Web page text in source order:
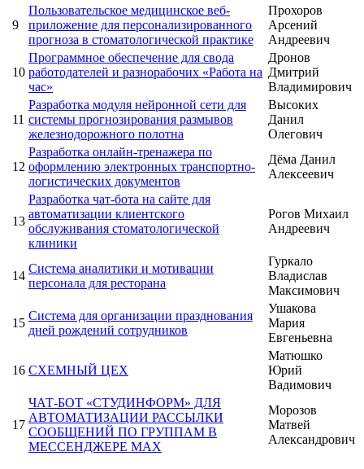
9
Пользовательское медицинское веб-
приложение для персонализированного
прогноза в стоматологической практике
Прохоров
Арсений
Андреевич
10
Программное обеспечение для свода
работодателей и разнорабочих «Работа на
час»
Дронов
Дмитрий
Владимирович
11
Разработка модуля нейронной сети для
системы прогнозирования размывов
железнодорожного полотна
Высоких
Данил
Олегович
12
Разработка онлайн-тренажера по
оформлению электронных транспортно-
логистических документов
Дёма Данил
Алексеевич
13
Разработка чат-бота на сайте для
автоматизации клиентского
обслуживания стоматологической
клиники
Рогов Михаил
Андреевич
14
Система аналитики и мотивации
персонала для ресторана
Гуркало
Владислав
Максимович
15
Система для организации празднования
дней рождений сотрудников
Ушакова
Мария
Евгеньевна
16 СХЕМНЫЙ ЦЕХ
Матюшко
Юрий
Вадимович
17
ЧАТ-БОТ «СТУДИНФОРМ» ДЛЯ
АВТОМАТИЗАЦИИ РАССЫЛКИ
СООБЩЕНИЙ ПО ГРУППАМ В
МЕССЕНДЖЕРЕ MAX
Морозов
Матвей
Александрович